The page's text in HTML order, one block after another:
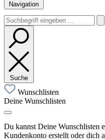
Navigation
Suche
Wunschlisten
Deine Wunschlisten
Du kannst Deine Wunschlisten
Kundenkonto erstellt oder dich